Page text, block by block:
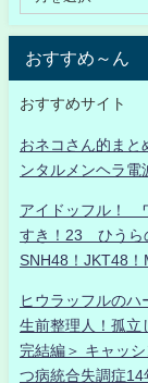
おすすめ～ん
おすすめサイト
おネコさん的ま
ンタルメンヘラ
アイドッフル！
すき！23 ひうら
SNH48！JKT48
ヒウラッフルのハ
生前整理人！孤立
完結編＞ キャッ
つ病統合失調症